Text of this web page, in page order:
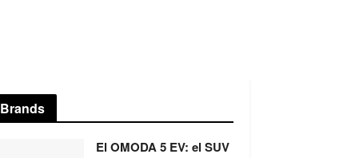
Brands
El OMODA 5 EV: el SUV